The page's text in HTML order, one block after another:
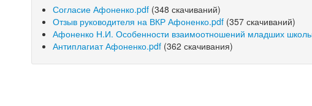
Согласие Афоненко.pdf (348 скачиваний)
Отзыв руководителя на ВКР Афоненко.pdf (357 скачиваний)
Афоненко Н.И. Особенности взаимоотношений младших
Антиплагиат Афоненко.pdf (362 скачивания)